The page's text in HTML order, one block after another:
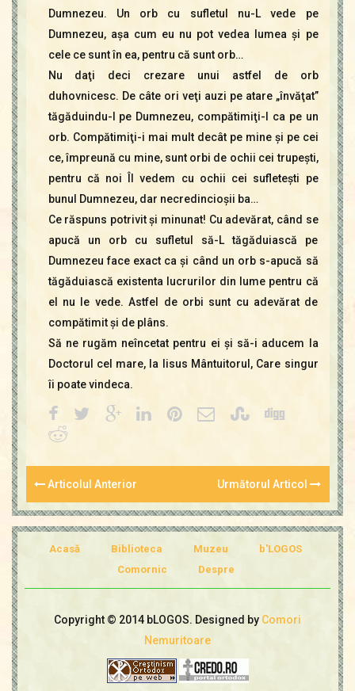
Dumnezeu. Un orb cu sufletul nu-L vede pe
Dumnezeu, aşa cum eu nu pot vedea lumea şi pe
cele ce sunt în ea, pentru că sunt orb…
Nu daţi deci crezare unui astfel de orb
duhovnicesc. De câte ori veţi auzi pe atare „învăţat”
tăgăduindu-l pe Dumnezeu, compătimiţi-l ca pe un
orb. Compătimiţi-i mai mult decât pe mine şi pe cei
ce, împreună cu mine, sunt orbi de ochii cei trupeşti,
pentru că noi Îl vedem cu ochii cei sufleteşti pe
bunul Dumnezeu, dar necredincioşii ba…
Ce răspuns potrivit şi minunat! Cu adevărat, când se
apucă un orb cu sufletul să-L tăgăduiască pe
Dumnezeu face exact ca şi când un orb s-apucă să
tăgăduiască existenta lucrurilor din lume pentru că
el nu le vede. Astfel de orbi sunt cu adevărat de
compătimit şi de plâns.
Să ne rugăm neîncetat pentru ei şi să-i aducem la
Doctorul cel mare, la Iisus Mântuitorul, Care singur
îi poate vindeca.
Articolul Anterior Următorul Articol
Acasă Biblioteca Muzeu
b'LOGOS
Comornic
Despre
Copyright © 2014 bLOGOS. Designed by Comori
Nemuritoare